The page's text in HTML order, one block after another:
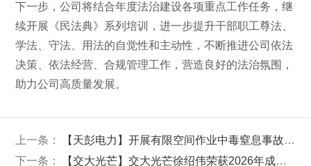
下一步，公司将结合年度法治建设各项重点工作任务，继
续开展《民法典》系列培训，进一步提升干部职工尊法、
学法、守法、用法的自觉性和主动性，不断推进公司依法
决策、依法经营、合规管理工作，营造良好的法治氛围，
助力公司高质量发展。
上一条：
【天彭电力】开展有限空间作业中毒窒息事故现场处置演练
下一条：
【交大光芒】交大光芒徐绍伟荣获2026年成都百万职工劳动和技能大赛武侯区人工智能训练师比赛一等奖